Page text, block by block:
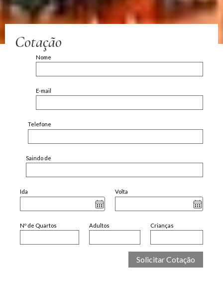
Cotação
Nome
E-mail
Telefone
Saindo de
Ida Volta
Nº de Quartos Adultos Crianças